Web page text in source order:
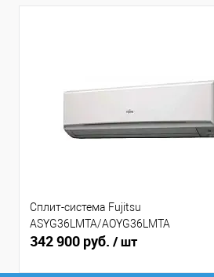
Сплит-система Fujitsu
ASYG36LMTA/AOYG36LMTA
342 900 руб. / шт